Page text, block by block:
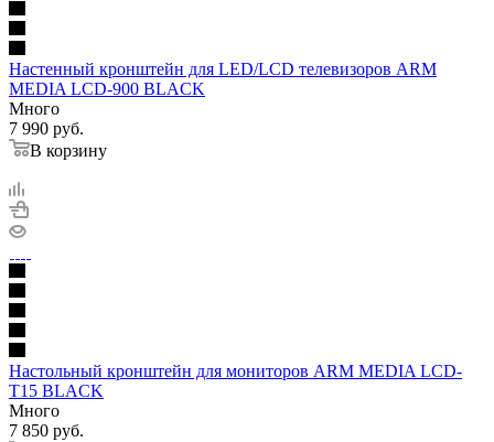
Настенный кронштейн для LED/LCD телевизоров ARM
MEDIA LCD-900 BLACK
Много
7 990 руб.
В корзину
Настольный кронштейн для мониторов ARM MEDIA LCD-
T15 BLACK
Много
7 850 руб.